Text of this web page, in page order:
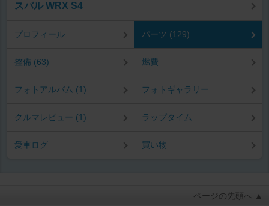
スバル WRX S4
プロフィール パーツ (129)
整備 (63) 燃費
フォトアルバム (1) フォトギャラリー
クルマレビュー (1) ラップタイム
愛車ログ 買い物
ページの先頭へ ▲